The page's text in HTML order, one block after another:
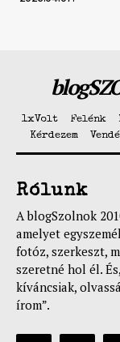
1xVolt Felénk
Kérdezem
Rólunk
A blogSzolnok
amelyet
fotóz, szerkeszt,
szeretné hol él.
kíváncsiak,
írom”.